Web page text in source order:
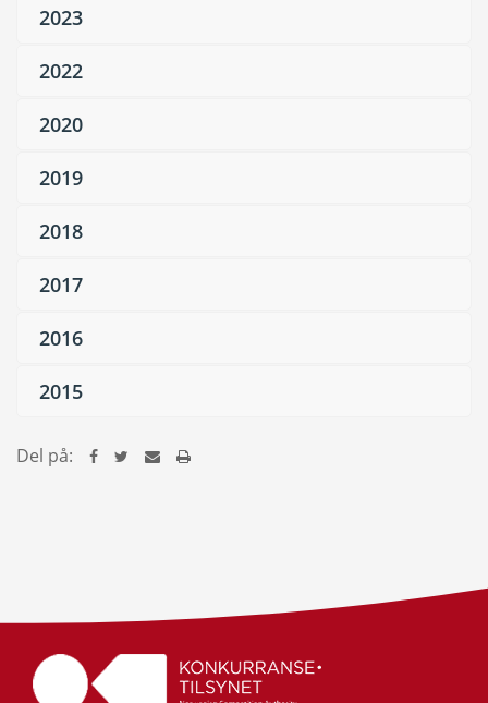
2023
2022
2020
2019
2018
2017
2016
2015
Del på: